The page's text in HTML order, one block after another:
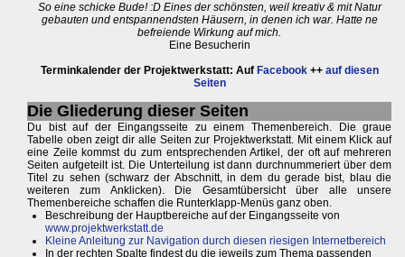
So eine schicke Bude! :D Eines der schönsten, weil kreativ & mit Natur
gebauten und entspannendsten Häusern, in denen ich war. Hatte ne
befreiende Wirkung auf mich.
Eine Besucherin
Terminkalender der Projektwerkstatt: Auf Facebook++ auf diesen
Seiten
Die Gliederung dieser Seiten
Du bist auf der Eingangsseite zu einem Themenbereich. Die graue
Tabelle oben zeigt dir alle Seiten zur Projektwerkstatt. Mit einem Klick auf
eine Zeile kommst du zum entsprechenden Artikel, der oft auf mehreren
Seiten aufgeteilt ist. Die Unterteilung ist dann durchnummeriert über dem
Titel zu sehen (schwarz der Abschnitt, in dem du gerade bist, blau die
weiteren zum Anklicken). Die Gesamtübersicht über alle unsere
Themenbereiche schaffen die Runterklapp-Menüs ganz oben.
Beschreibung der Hauptbereiche auf der Eingangsseite von
www.projektwerkstatt.de
Kleine Anleitung zur Navigation durch diesen riesigen Internetbereich
In der rechten Spalte findest du die jeweils zum Thema passenden